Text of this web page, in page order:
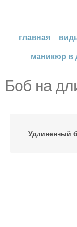
главная
маникюр в
Боб на
Удлиненный